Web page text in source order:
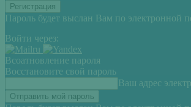
Пароль будет выслан Вам по электронной
Войти через:
Всоатновление пароля
Восстановите свой пароль
Ваш адрес